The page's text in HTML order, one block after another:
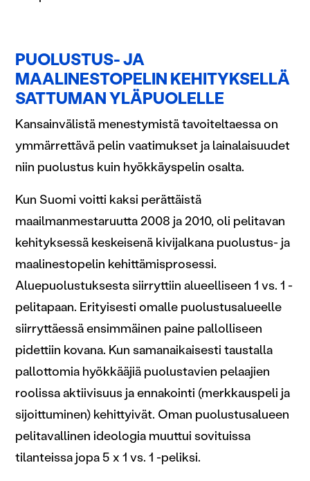
PUOLUSTUS- JA
MAALINESTOPELIN KEHITYKSELLÄ
SATTUMAN YLÄPUOLELLE
Kansainvälistä menestymistä tavoiteltaessa on
ymmärrettävä pelin vaatimukset ja lainalaisuudet
niin puolustus kuin hyökkäyspelin osalta.
Kun Suomi voitti kaksi perättäistä
maailmanmestaruutta 2008 ja 2010, oli pelitavan
kehityksessä keskeisenä kivijalkana puolustus- ja
maalinestopelin kehittämisprosessi.
Aluepuolustuksesta siirryttiin alueelliseen 1 vs. 1 -
pelitapaan. Erityisesti omalle puolustusalueelle
siirryttäessä ensimmäinen paine pallolliseen
pidettiin kovana. Kun samanaikaisesti taustalla
pallottomia hyökkääjiä puolustavien pelaajien
roolissa aktiivisuus ja ennakointi (merkkauspeli ja
sijoittuminen) kehittyivät. Oman puolustusalueen
pelitavallinen ideologia muuttui sovituissa
tilanteissa jopa 5 x 1 vs. 1 -peliksi.